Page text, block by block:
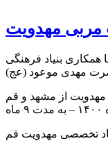
مربی مهدویت
همکاری بنیاد فرهنگی
مهدی موعود (عج)
مهدویت از مشهد و قم
تخصصی مهدویت قم